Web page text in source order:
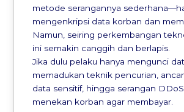
metode serangannya
mengenkripsi data korban dan
Namun, seiring perkembangan
ini semakin canggih dan berlapis.
Jika dulu pelaku hanya mengunci
memadukan teknik pencurian,
data sensitif, hingga serangan
menekan korban agar membayar.